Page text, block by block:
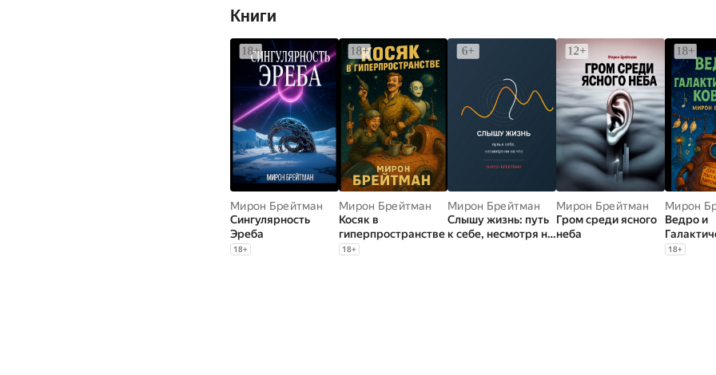
Книги
Мирон Брейтман
Сингулярность
Эреба
18+
Мирон Брейтман
Косяк в
гиперпространстве
18+
Мирон Брейтман
Слышу жизнь: путь
к себе, несмотря ни
Мирон Брейтман
Гром среди ясного
неба
Мирон
Ведро и
Ковчег
18+